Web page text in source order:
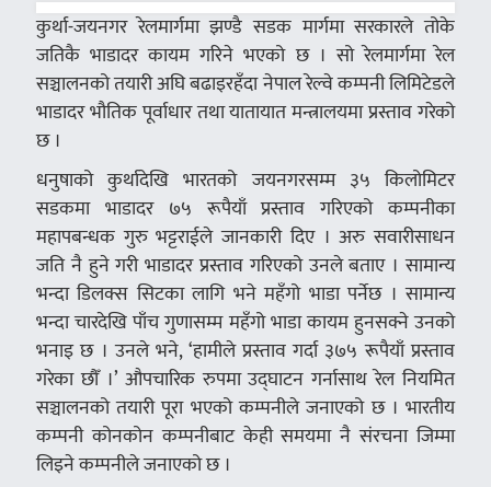
कुर्था-जयनगर रेलमार्गमा झण्डै सडक मार्गमा सरकारले तोके
जतिकै भाडादर कायम गरिने भएको छ । सो रेलमार्गमा रेल
सञ्चालनको तयारी अघि बढाइरहँदा नेपाल रेल्वे कम्पनी लिमिटेडले
भाडादर भौतिक पूर्वाधार तथा यातायात मन्त्रालयमा प्रस्ताव गरेको
छ ।
धनुषाको कुर्थादेखि भारतको जयनगरसम्म ३५ किलोमिटर
सडकमा भाडादर ७५ रूपैयाँ प्रस्ताव गरिएको कम्पनीका
महापबन्धक गुरु भट्टराईले जानकारी दिए । अरु सवारीसाधन
जति नै हुने गरी भाडादर प्रस्ताव गरिएको उनले बताए । सामान्य
भन्दा डिलक्स सिटका लागि भने महँगो भाडा पर्नेछ । सामान्य
भन्दा चारदेखि पाँच गुणासम्म महँगो भाडा कायम हुनसक्ने उनको
भनाइ छ । उनले भने, ‘हामीले प्रस्ताव गर्दा ३७५ रूपैयाँ प्रस्ताव
गरेका छौँ ।’ औपचारिक रुपमा उद्घाटन गर्नासाथ रेल नियमित
सञ्चालनको तयारी पूरा भएको कम्पनीले जनाएको छ । भारतीय
कम्पनी कोनकोन कम्पनीबाट केही समयमा नै संरचना जिम्मा
लिइने कम्पनीले जनाएको छ ।